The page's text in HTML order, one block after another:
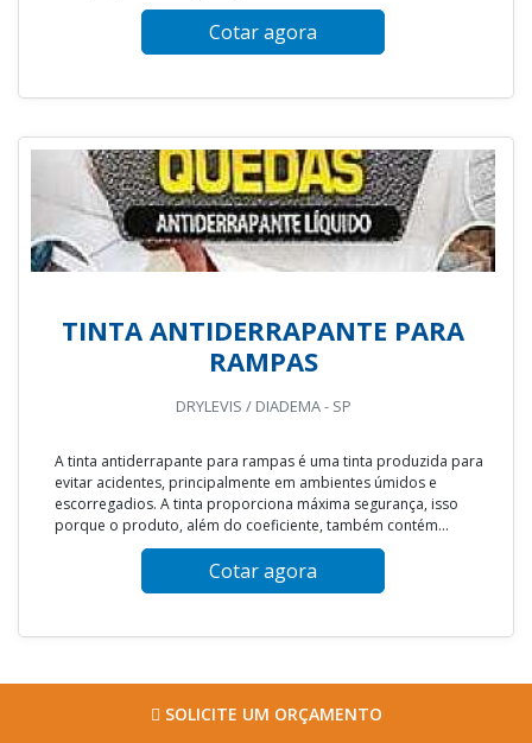
Cotar agora
TINTA ANTIDERRAPANTE PARA
RAMPAS
DRYLEVIS / DIADEMA - SP
A tinta antiderrapante para rampas é uma tinta produzida para
evitar acidentes, principalmente em ambientes úmidos e
escorregadios. A tinta proporciona máxima segurança, isso
porque o produto, além do coeficiente, também contém...
Cotar agora
SOLICITE UM ORÇAMENTO